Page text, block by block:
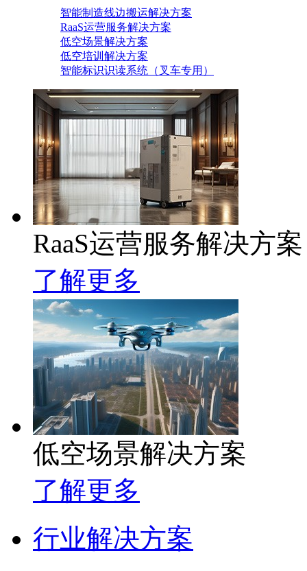
智能制造线边搬运解决方案
RaaS运营服务解决方案
低空场景解决方案
低空培训解决方案
智能标识识读系统（叉车专用）
RaaS运营服务解决方案
了解更多
低空场景解决方案
了解更多
行业解决方案